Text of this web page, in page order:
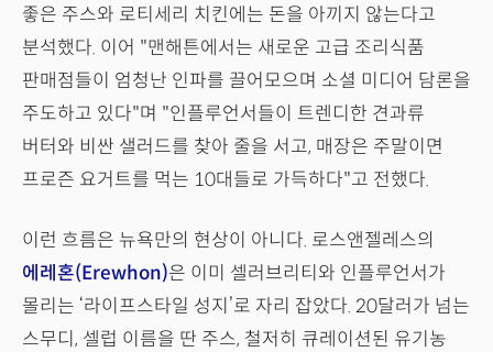
좋은 주스와 로티세리 치킨에는 돈을 아끼지 않는다고
분석했다. 이어 "맨해튼에서는 새로운 고급 조리식품
판매점들이 엄청난 인파를 끌어모으며 소셜 미디어 담론을
주도하고 있다"며 "인플루언서들이 트렌디한 견과류
버터와 비싼 샐러드를 찾아 줄을 서고, 매장은 주말이면
프로즌 요거트를 먹는 10대들로 가득하다"고 전했다.
이런 흐름은 뉴욕만의 현상이 아니다. 로스앤젤레스의
에레혼(Erewhon)은 이미 셀러브리티와 인플루언서가
몰리는 ‘라이프스타일 성지’로 자리 잡았다. 20달러가 넘는
스무디, 셀럽 이름을 딴 주스, 철저히 큐레이션된 유기농